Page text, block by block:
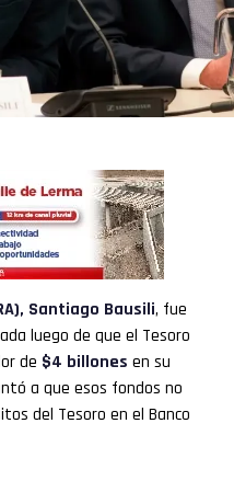
, Santiago Bausili, fue
luego de que el Tesoro
de $4 billones en su
a que esos fondos no
del Tesoro en el Banco